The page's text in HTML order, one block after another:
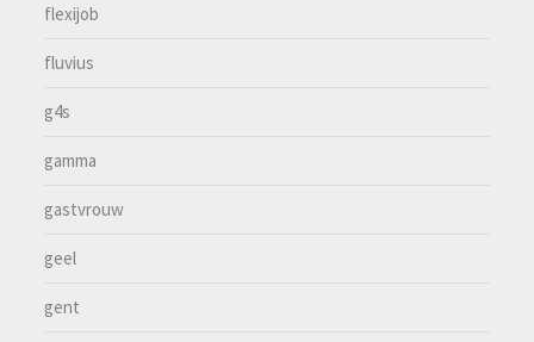
flexijob
fluvius
g4s
gamma
gastvrouw
geel
gent